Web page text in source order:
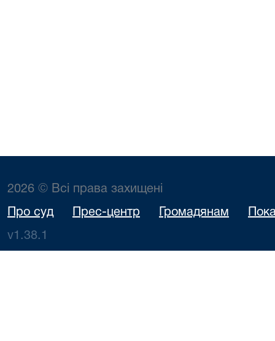
2026 © Всі права захищені
Про суд Прес-центр Громадянам
v1.38.1